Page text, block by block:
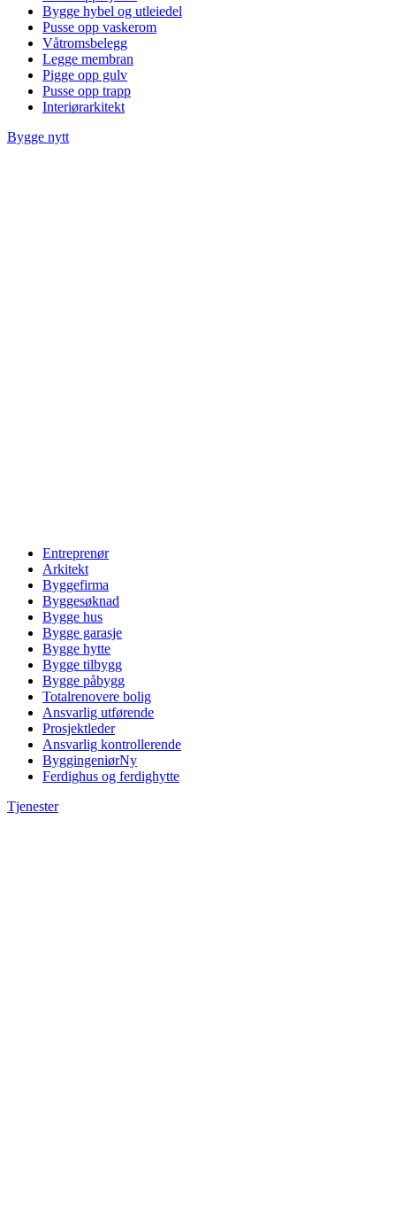
Bygge hybel og utleiedel
Pusse opp vaskerom
Våtromsbelegg
Legge membran
Pigge opp gulv
Pusse opp trapp
Interiørarkitekt
Bygge nytt
Entreprenør
Arkitekt
Byggefirma
Byggesøknad
Bygge hus
Bygge garasje
Bygge hytte
Bygge tilbygg
Bygge påbygg
Totalrenovere bolig
Ansvarlig utførende
Prosjektleder
Ansvarlig kontrollerende
ByggingeniørNy
Ferdighus og ferdighytte
Tjenester